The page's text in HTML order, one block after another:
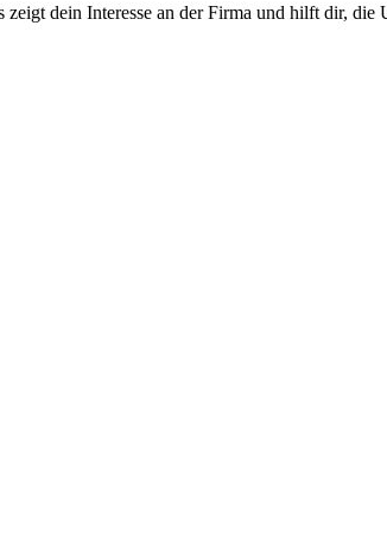
dein Interesse an der Firma und hilft dir, die